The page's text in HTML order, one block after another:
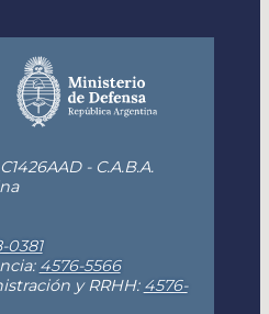
- C.A.B.A.
0381
4576-5566
y RRHH: 4576-